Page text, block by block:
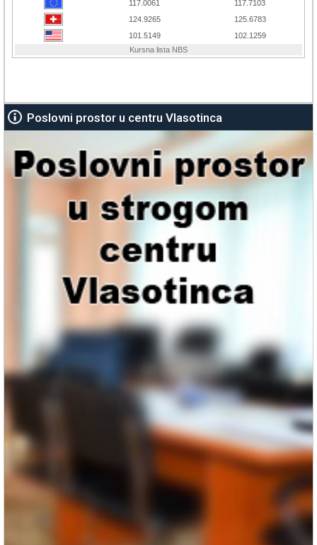
Poslovni prostor u centru Vlasotinca